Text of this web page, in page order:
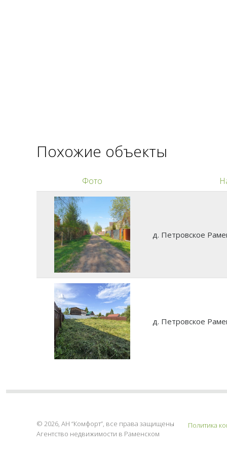
Похожие объекты
Фото
д. Петровское
д. Петровское
© 2026, АН “Комфорт”, все права защищены
Агентство недвижимости в Раменском
Политика